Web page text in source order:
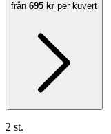
från 695 kr per kuvert
2 st.